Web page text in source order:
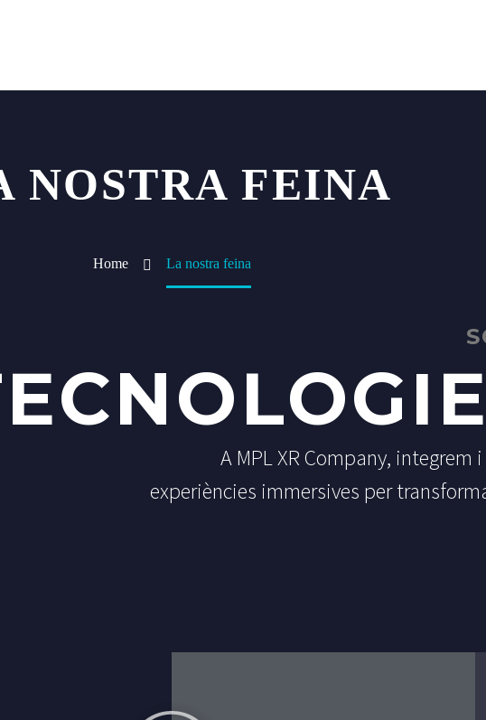
NOSTRA FEINA
Home La nostra feina
A MPL XR Company, integrem
experiències immersives per